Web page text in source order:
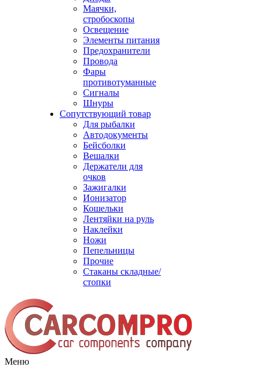
Маячки,
стробоскопы
Освещение
Элементы питания
Предохранители
Провода
Фары
противотуманные
Сигналы
Шнуры
Сопутствующий товар
Для рыбалки
Автодокументы
Бейсболки
Вешалки
Держатели для
очков
Зажигалки
Ионизатор
Кошельки
Лентяйки на руль
Наклейки
Ножи
Пепельницы
Прочие
Стаканы складные/
стопки
Меню